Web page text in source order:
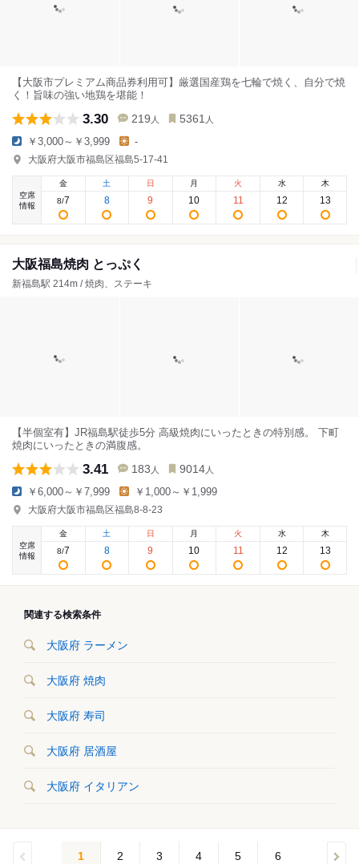
【大阪市プレミアム商品券利用可】厳選国産鶏を七輪で焼く、自分で焼
く！旨味の強い地鶏を堪能！
3.30 219 人 5361 人
￥3,000～￥3,999 -
大阪府大阪市福島区福島5-17-41
空席
情報
金
8/7
土
8
日
9
月
10
火
11
水
12
木
13
大阪福島焼肉 とっぷく
新福島駅 214m / 焼肉、ステーキ
【半個室有】JR福島駅徒歩5分 高級焼肉にいったときの特別感。 下町
焼肉にいったときの満腹感。
3.41 183 人 9014 人
￥6,000～￥7,999 ￥1,000～￥1,999
大阪府大阪市福島区福島8-8-23
空席
情報
金
8/7
土
8
日
9
月
10
火
11
水
12
木
13
関連する検索条件
大阪府 ラーメン
大阪府 焼肉
大阪府 寿司
大阪府 居酒屋
大阪府 イタリアン
1 2 3 4 5 6